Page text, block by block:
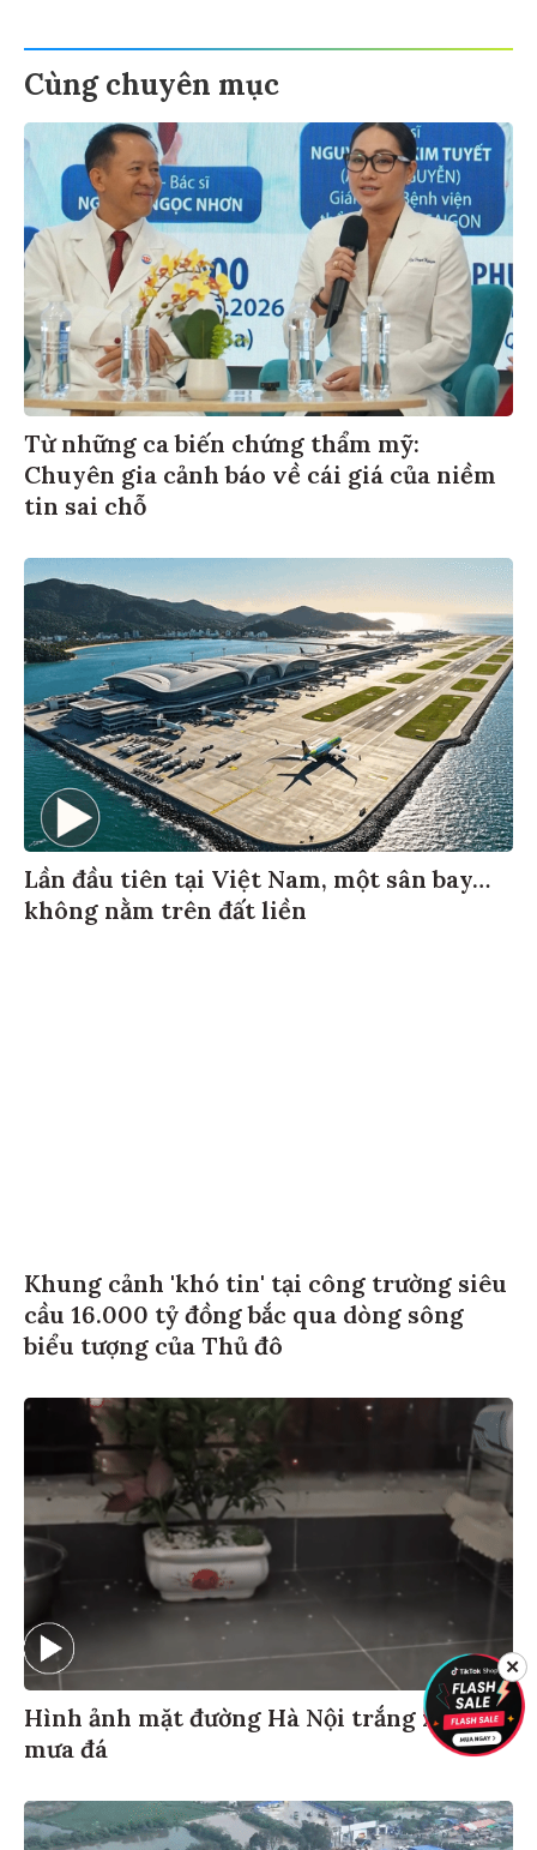
Cùng chuyên mục
Từ những ca biến chứng thẩm mỹ:
Chuyên gia cảnh báo về cái giá của niềm
tin sai chỗ
Lần đầu tiên tại Việt Nam, một sân bay…
không nằm trên đất liền
Khung cảnh 'khó tin' tại công trường siêu
cầu 16.000 tỷ đồng bắc qua dòng sông
biểu tượng của Thủ đô
Hình ảnh mặt đường Hà Nội trắng xoá vì
mưa đá
✕